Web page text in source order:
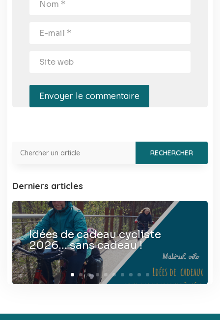
Envoyer le commentaire
Derniers articles
Idées de cadeau cycliste
2026… sans cadeau !